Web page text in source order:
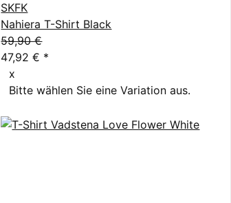
SKFK
Nahiera T-Shirt Black
59,90 €
47,92 € *
x
Bitte wählen Sie eine Variation aus.